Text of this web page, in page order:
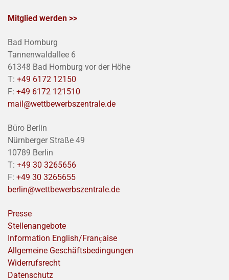
Mitglied werden >>
Bad Homburg
Tannenwaldallee 6
61348 Bad Homburg vor der Höhe
T: +49 6172 12150
F: +49 6172 121510
mail@wettbewerbszentrale.de
Büro Berlin
Nürnberger Straße 49
10789 Berlin
T: +49 30 3265656
F: +49 30 3265655
berlin@wettbewerbszentrale.de
Presse
Stellenangebote
Information English/Franҫaise
Allgemeine Geschäftsbedingungen
Widerrufsrecht
Datenschutz